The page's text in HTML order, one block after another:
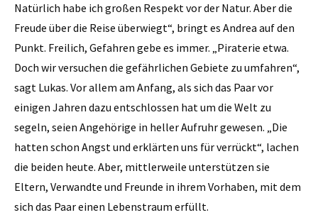
Natürlich habe ich großen Respekt vor der Natur. Aber die
Freude über die Reise überwiegt“, bringt es Andrea auf den
Punkt. Freilich, Gefahren gebe es immer. „Piraterie etwa.
Doch wir versuchen die gefährlichen Gebiete zu umfahren“,
sagt Lukas. Vor allem am Anfang, als sich das Paar vor
einigen Jahren dazu entschlossen hat um die Welt zu
segeln, seien Angehörige in heller Aufruhr gewesen. „Die
hatten schon Angst und erklärten uns für verrückt“, lachen
die beiden heute. Aber, mittlerweile unterstützen sie
Eltern, Verwandte und Freunde in ihrem Vorhaben, mit dem
sich das Paar einen Lebenstraum erfüllt.